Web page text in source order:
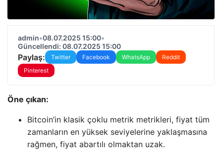
admin•08.07.2025 15:00•
Güncellendi: 08.07.2025 15:00
Paylaş: Twitter Facebook WhatsApp
Reddit
Pinterest
Öne çıkan:
Bitcoin’in klasik çoklu metrik metrikleri, fiyat tüm
zamanların en yüksek seviyelerine yaklaşmasına
rağmen, fiyat abartılı olmaktan uzak.